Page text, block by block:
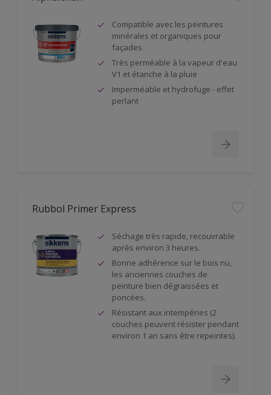
Compatible avec les peintures
minérales et organiques pour
façades
Très perméable à la vapeur d'eau
V1 et étanche à la pluie
Imperméable et hydrofuge - effet
perlant
Rubbol Primer Express
Séchage très rapide, recouvrable
après environ 3 heures.
Bonne adhérence sur le bois nu,
les anciennes couches de
peinture bien dégraissées et
poncées.
Résistant aux intempéries (2
couches peuvent résister pendant
environ 1 an sans être repeintes).